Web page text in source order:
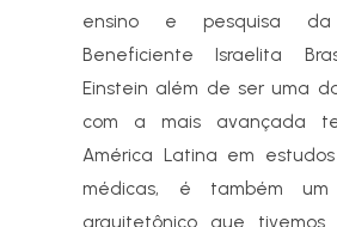
ensino e pesquisa da
Beneficiente Israelita
Einstein além de ser uma
com a mais avançada
América Latina em
médicas, é também um
arquitetônico que